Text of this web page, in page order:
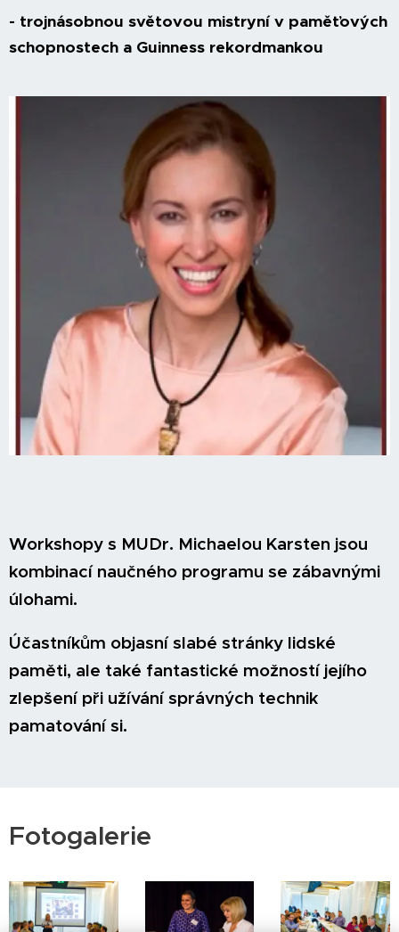
- trojnásobnou světovou mistryní v paměťových
schopnostech a Guinness rekordmankou
Workshopy s MUDr. Michaelou Karsten jsou
kombinací naučného programu se zábavnými
úlohami.
Účastníkům objasní slabé stránky lidské
paměti, ale také fantastické možností jejího
zlepšení při užívání správných technik
pamatování si.
Fotogalerie